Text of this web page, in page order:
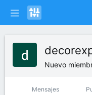
Nuevo
Mensajes